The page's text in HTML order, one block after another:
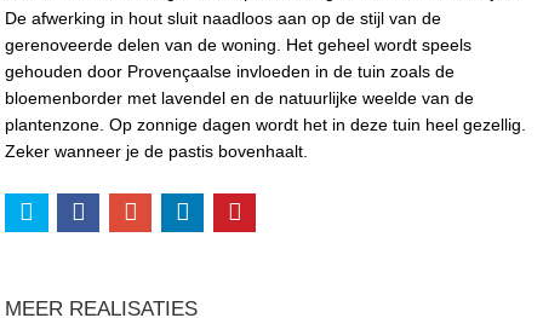
De afwerking in hout sluit naadloos aan op de stijl van de
gerenoveerde delen van de woning. Het geheel wordt speels
gehouden door Provençaalse invloeden in de tuin zoals de
bloemenborder met lavendel en de natuurlijke weelde van de
plantenzone. Op zonnige dagen wordt het in deze tuin heel gezellig.
Zeker wanneer je de pastis bovenhaalt.
MEER REALISATIES